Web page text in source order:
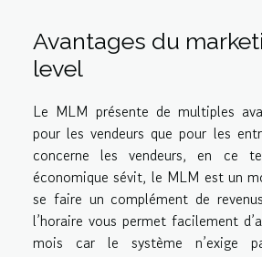
Avantages du
level
Le MLM présente de multiples
pour les vendeurs que pour les
concerne les vendeurs, en ce
économique sévit, le MLM est un
se faire un complément de
l’horaire vous permet facilement
mois car le système n’exige